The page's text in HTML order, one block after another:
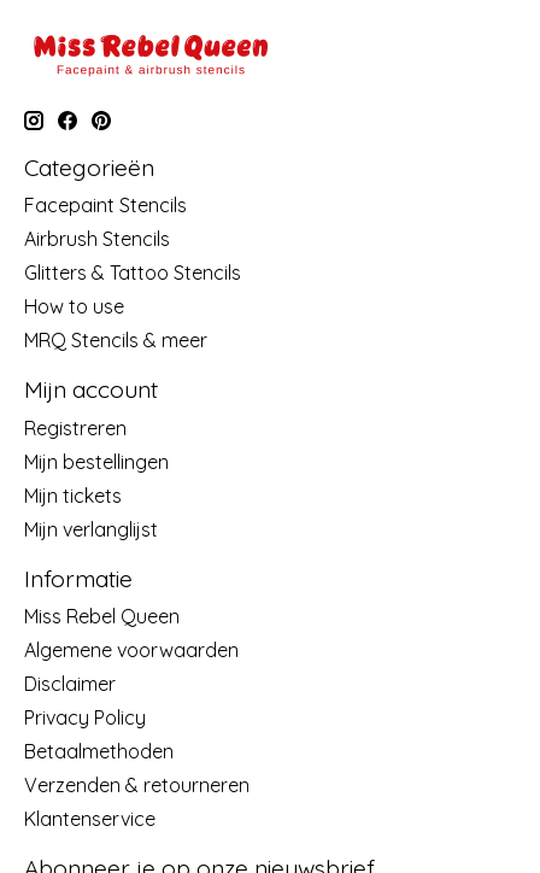
Categorieën
Facepaint Stencils
Airbrush Stencils
Glitters & Tattoo Stencils
How to use
MRQ Stencils & meer
Mijn account
Registreren
Mijn bestellingen
Mijn tickets
Mijn verlanglijst
Informatie
Miss Rebel Queen
Algemene voorwaarden
Disclaimer
Privacy Policy
Betaalmethoden
Verzenden & retourneren
Klantenservice